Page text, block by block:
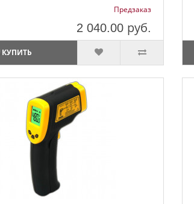
Предзаказ
2 040.00 руб.
КУПИТЬ